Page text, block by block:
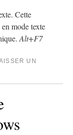
Cette
en mode texte
Alt+F7
UN